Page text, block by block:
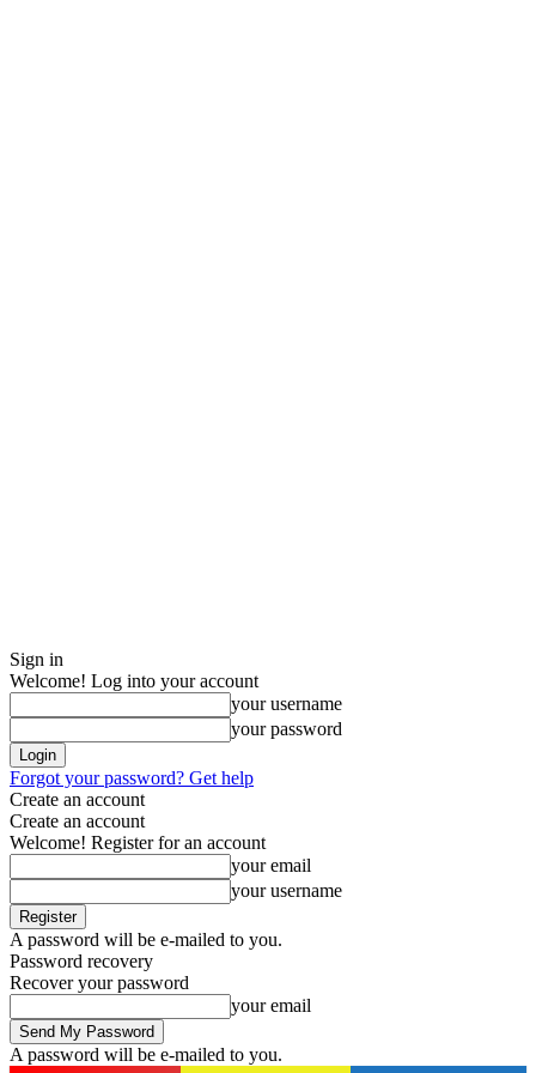
Sign in
Welcome! Log into your account
your username
your password
Forgot your password? Get help
Create an account
Create an account
Welcome! Register for an account
your email
your username
A password will be e-mailed to you.
Password recovery
Recover your password
your email
A password will be e-mailed to you.